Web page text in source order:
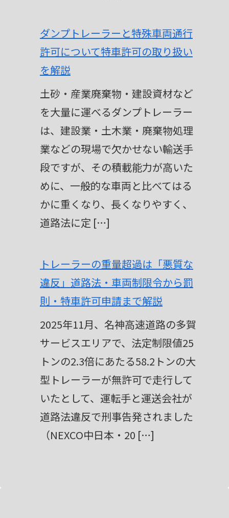
ダンプトレーラーと特殊車両通行
許可について特車許可の取り扱い
を解説
土砂・産業廃棄物・建設資材など
を大量に運べるダンプトレーラー
は、建設業・土木業・廃棄物処理
業などの現場で欠かせない輸送手
段ですが、その積載能力が高いた
めに、一般的な車両と比べてはる
かに重くなり、長くなりやすく、
道路法に定 […]
トレーラーの重量超過は「悪質な
違反」道路法・車両制限令から罰
則・特車許可申請まで解説
2025年11月、名神高速道路の多賀
サービスエリアで、法定制限値25
トンの2.3倍にあたる58.2トンの大
型トレーラーが無許可で走行して
いたとして、運転手と運送会社が
道路法違反で刑事告発されました
（NEXCO中日本・20 […]